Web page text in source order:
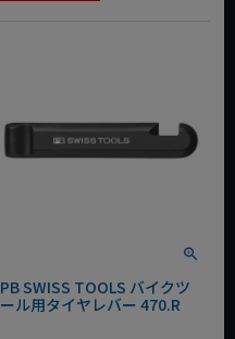
PB SWISS TOOLS バイクツ
ール用タイヤレバー 470.R